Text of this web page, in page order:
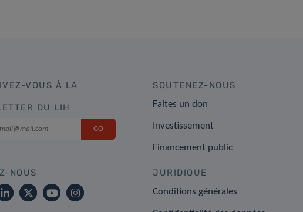
VOUS À LA
DU LIH
NOUS
SOUTENEZ-NOUS
Faites un don
Investissement
Financement public
JURIDIQUE
Conditions générales